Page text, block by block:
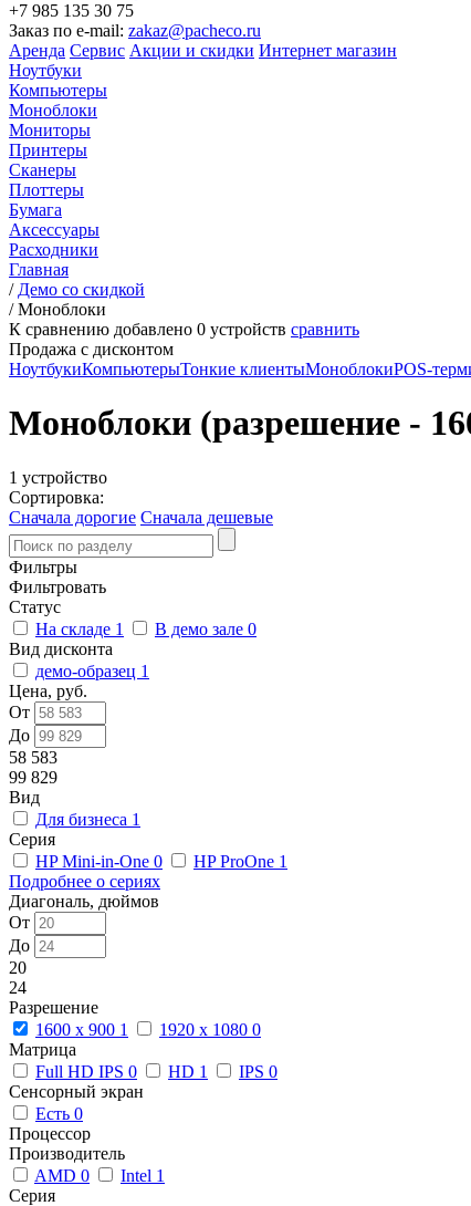
+7 985 135 30 75
Заказ по e-mail: zakaz@pacheco.ru
Аренда Сервис Акции и скидки Интернет магазин
Ноутбуки
Компьютеры
Моноблоки
Мониторы
Принтеры
Сканеры
Плоттеры
Бумага
Аксессуары
Расходники
Главная
/ Демо со скидкой
/Моноблоки
К сравнению добавлено 0 устройств сравнить
Продажа с дисконтом
НоутбукиКомпьютерыТонкие клиентыМоноблокиPOS-
Моноблоки (разрешение -
1 устройство
Сортировка:
Сначала дорогие Сначала дешевые
Фильтры
Фильтровать
Статус
На складе 1 В демо зале 0
Вид дисконта
демо-образец 1
Цена, руб.
От
До
58 583
99 829
Вид
Для бизнеса 1
Серия
HP Mini-in-One 0 HP ProOne 1
Подробнее о сериях
Диагональ, дюймов
От
До
20
24
Разрешение
1600 x 900 1 1920 x 1080 0
Матрица
Full HD IPS 0 HD 1 IPS 0
Сенсорный экран
Есть 0
Процессор
Производитель
AMD 0 Intel 1
Серия